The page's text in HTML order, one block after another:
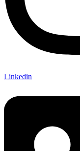
Linkedin